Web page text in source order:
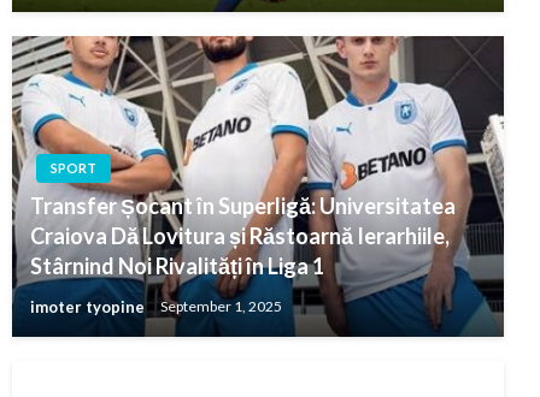
SPORT
Transfer Șocant în Superligă: Universitatea
Craiova Dă Lovitura și Răstoarnă Ierarhiile,
Stârnind Noi Rivalități în Liga 1
imoter tyopine September 1, 2025